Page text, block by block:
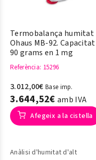
Termobalança humitat
Ohaus MB-92. Capacitat
90 grams en 1 mg
Referència: 15296
3.012,00€ Base imp.
3.644,52€ amb IVA
Afegeix a la cistella
Anàlisi d'humitat d'alt